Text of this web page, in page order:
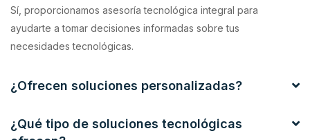
Sí, proporcionamos asesoría tecnológica integral para
ayudarte a tomar decisiones informadas sobre tus
necesidades tecnológicas.
¿Ofrecen soluciones personalizadas?
¿Qué tipo de soluciones tecnológicas